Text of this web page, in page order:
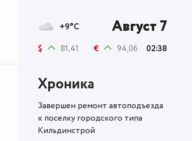
+9°C Август 7
$ 81,41 € 94,06 02:38
Хроника
Завершен ремонт автоподъезда
к поселку городского типа
Кильдинстрой